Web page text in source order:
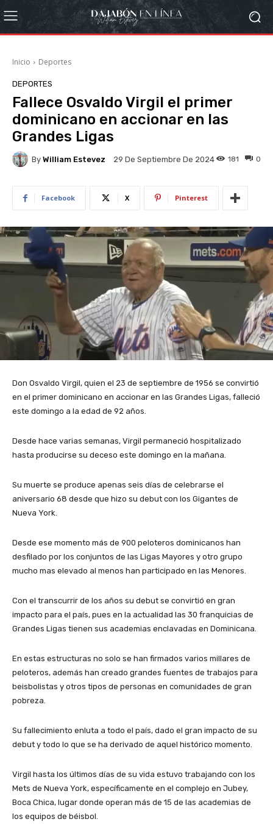
Inicio Deportes
DEPORTES
Fallece Osvaldo Virgil el primer
dominicano en accionar en las
Grandes Ligas
By William Estevez 29 De Septiembre De 2024 0
181
Facebook X Pinterest
Don Osvaldo Virgil, quien el 23 de septiembre de 1956 se convirtió
en el primer dominicano en accionar en las Grandes Ligas, falleció
este domingo a la edad de 92 años.
Desde hace varias semanas, Virgil permaneció hospitalizado
hasta producirse su deceso este domingo en la mañana.
Su muerte se produce apenas seis días de celebrarse el
aniversario 68 desde que hizo su debut con los Gigantes de
Nueva York.
Desde ese momento más de 900 peloteros dominicanos han
desfilado por los conjuntos de las Ligas Mayores y otro grupo
mucho mas elevado al menos han participado en las Menores.
Con el transcurrir de los años su debut se convirtió en gran
impacto para el país, pues en la actualidad las 30 franquicias de
Grandes Ligas tienen sus academias enclavadas en Dominicana.
En estas estructuras no solo se han firmados varios millares de
peloteros, además han creado grandes fuentes de trabajos para
beisbolistas y otros tipos de personas en comunidades de gran
pobreza.
Su fallecimiento enluta a todo el país, dado el gran impacto de su
debut y todo lo que se ha derivado de aquel histórico momento.
Virgil hasta los últimos días de su vida estuvo trabajando con los
Mets de Nueva York, específicamente en el complejo en Jubey,
Boca Chica, lugar donde operan más de 15 de las academias de
los equipos de béisbol.